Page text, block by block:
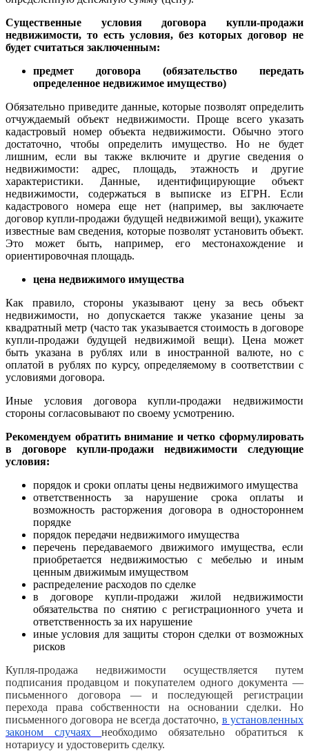
Существенные условия договора купли-продажи
недвижимости, то есть условия, без которых договор не
будет считаться заключенным:
предмет договора (обязательство передать
определенное недвижимое имущество)
Обязательно приведите данные, которые позволят определить
отчуждаемый объект недвижимости. Проще всего указать
кадастровый номер объекта недвижимости. Обычно этого
достаточно, чтобы определить имущество. Но не будет
лишним, если вы также включите и другие сведения о
недвижимости: адрес, площадь, этажность и другие
характеристики. Данные, идентифицирующие объект
недвижимости, содержаться в выписке из ЕГРН. Если
кадастрового номера еще нет (например, вы заключаете
договор купли-продажи будущей недвижимой вещи), укажите
известные вам сведения, которые позволят установить объект.
Это может быть, например, его местонахождение и
ориентировочная площадь.
цена недвижимого имущества
Как правило, стороны указывают цену за весь объект
недвижимости, но допускается также указание цены за
квадратный метр (часто так указывается стоимость в договоре
купли-продажи будущей недвижимой вещи). Цена может
быть указана в рублях или в иностранной валюте, но с
оплатой в рублях по курсу, определяемому в соответствии с
условиями договора.
Иные условия договора купли-продажи недвижимости
стороны согласовывают по своему усмотрению.
Рекомендуем обратить внимание и четко сформулировать
в договоре купли-продажи недвижимости следующие
условия:
порядок и сроки оплаты цены недвижимого имущества
ответственность за нарушение срока оплаты и
возможность расторжения договора в одностороннем
порядке
порядок передачи недвижимого имущества
перечень передаваемого движимого имущества, если
приобретается недвижимостью с мебелью и иным
ценным движимым имуществом
распределение расходов по сделке
в договоре купли-продажи жилой недвижимости
обязательства по снятию с регистрационного учета и
ответственность за их нарушение
иные условия для защиты сторон сделки от возможных
рисков
Купля-продажа недвижимости осуществляется путем
подписания продавцом и покупателем одного документа —
письменного договора — и последующей регистрации
перехода права собственности на основании сделки. Но
письменного договора не всегда достаточно, в установленных
законом случаяхнеобходимо обязательно обратиться к
нотариусу и удостоверить сделку.